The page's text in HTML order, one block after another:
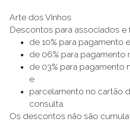
Arte dos Vinhos
Descontos para associados e
de 10% para pagamento
de 06% para pagamento
de 03% para pagamento
e
parcelamento no cartão
consulta.
Os descontos não são